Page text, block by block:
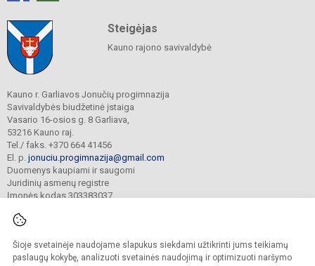
Šioje svetainėje naudojame slapukus siekdami užtikrinti jums teikiamų
paslaugų kokybę, analizuoti svetainės naudojimą ir optimizuoti naršymo
Steigėjas
Kauno rajono savivaldybė
Kauno r. Garliavos Jonučių progimnazija
Savivaldybės biudžetinė įstaiga
Vasario 16-osios g. 8 Garliava,
53216 Kauno raj.
Tel./ faks. +370 664 41456
El. p. jonuciu.progimnazija@gmail.com
Duomenys kaupiami ir saugomi
Juridinių asmenų registre
Įmonės kodas 303383037
© 2023. Kauno r. Garliavos Jonučių progimnazija. Visos teisės saugomos.
Kopijuoti turinį be raštiško progimnazijos sutikimo griežtai draudžiama.